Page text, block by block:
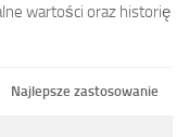
wartości oraz historię
Najlepsze zastosowanie